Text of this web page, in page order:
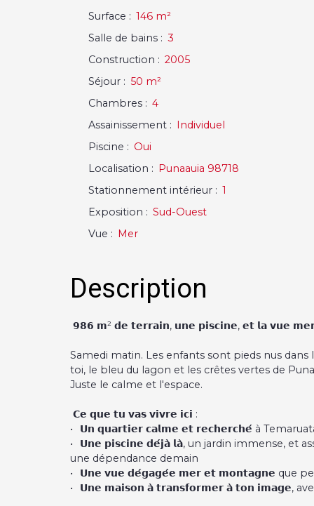
Surface : 146 m²
Salle de bains : 3
Construction : 2005
Séjour : 50 m²
Chambres : 4
Assainissement : Individuel
Piscine : Oui
Localisation : Punaauia 98718
Stationnement intérieur : 1
Exposition : Sud-Ouest
Vue : Mer
Description
𝟵𝟴𝟲 𝗺² 𝗱𝗲 𝘁𝗲𝗿𝗿𝗮𝗶𝗻, 𝘂𝗻𝗲 𝗽𝗶𝘀𝗰𝗶𝗻𝗲, 𝗲𝘁 𝗹𝗮 𝘃𝘂𝗲
Samedi matin. Les enfants sont pieds nus
toi, le bleu du lagon et les crêtes vertes de
Juste le calme et l'espace.
𝗖𝗲 𝗾𝘂𝗲 𝘁𝘂 𝘃𝗮𝘀 𝘃𝗶𝘃𝗿𝗲 𝗶𝗰𝗶 :
𝗨𝗻 𝗾𝘂𝗮𝗿𝘁𝗶𝗲𝗿 𝗰𝗮𝗹𝗺𝗲 𝗲𝘁 𝗿𝗲𝗰𝗵𝗲𝗿𝗰𝗵𝗲́ à
𝗨𝗻𝗲 𝗽𝗶𝘀𝗰𝗶𝗻𝗲 𝗱𝗲́𝗷𝗮̀ 𝗹𝗮̀, un jardin immense, et
une dépendance demain
𝗨𝗻𝗲 𝘃𝘂𝗲 𝗱𝗲́𝗴𝗮𝗴𝗲́𝗲 𝗺𝗲𝗿 𝗲𝘁 𝗺𝗼𝗻𝘁𝗮𝗴𝗻𝗲 que
𝗨𝗻𝗲 𝗺𝗮𝗶𝘀𝗼𝗻 𝗮̀ 𝘁𝗿𝗮𝗻𝘀𝗳𝗼𝗿𝗺𝗲𝗿 𝗮̀ 𝘁𝗼𝗻 𝗶𝗺𝗮𝗴𝗲,